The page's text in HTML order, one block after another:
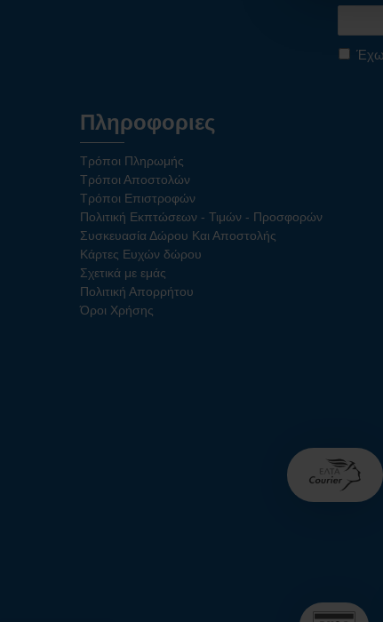
Έχω
Πληροφοριες
Τρόποι Πληρωμής
Τρόποι Αποστολών
Τρόποι Επιστροφών
Πολιτική Εκπτώσεων - Τιμών - Προσφορών
Συσκευασία Δώρου Και Αποστολής
Κάρτες Ευχών δώρου
Σχετικά με εμάς
Πολιτική Απορρήτου
Όροι Χρήσης